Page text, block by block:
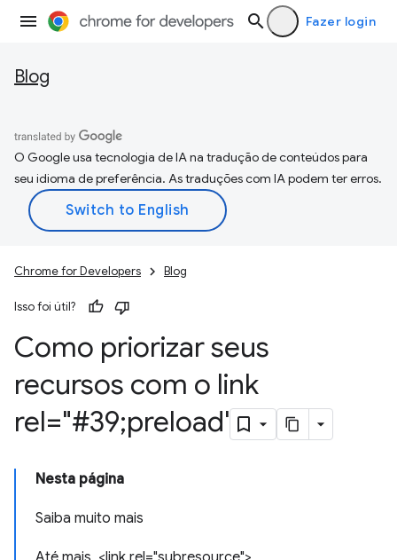
Fazer login
Blog
O Google usa tecnologia de IA na tradução de conteúdos para
seu idioma de preferência. As traduções com IA podem ter erros.
Chrome for Developers Blog
Isso foi útil?
Como priorizar seus
recursos com o link
rel="#39;preload'
Nesta página
Saiba muito mais